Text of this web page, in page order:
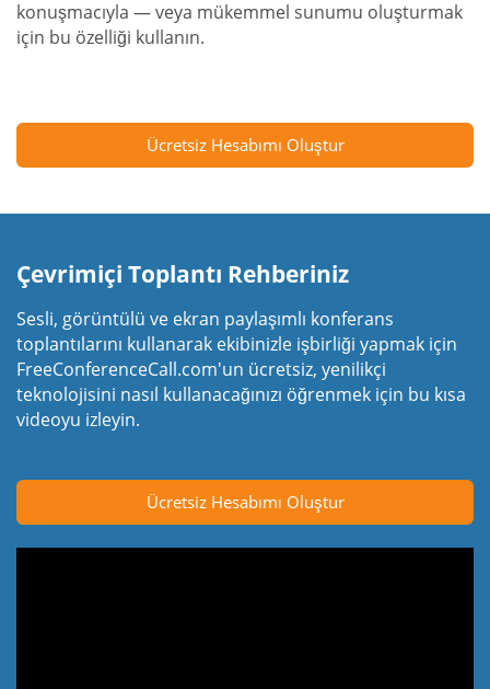
konuşmacıyla — veya mükemmel sunumu oluşturmak
için bu özelliği kullanın.
Ücretsiz Hesabımı Oluştur
Çevrimiçi Toplantı Rehberiniz
Sesli, görüntülü ve ekran paylaşımlı konferans
toplantılarını kullanarak ekibinizle işbirliği yapmak için
FreeConferenceCall.com'un ücretsiz, yenilikçi
teknolojisini nasıl kullanacağınızı öğrenmek için bu kısa
videoyu izleyin.
Ücretsiz Hesabımı Oluştur